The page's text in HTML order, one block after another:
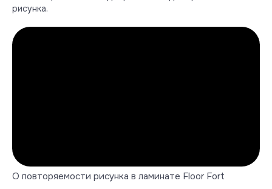
рисунка.
О повторяемости рисунка в ламинате Floor Fort